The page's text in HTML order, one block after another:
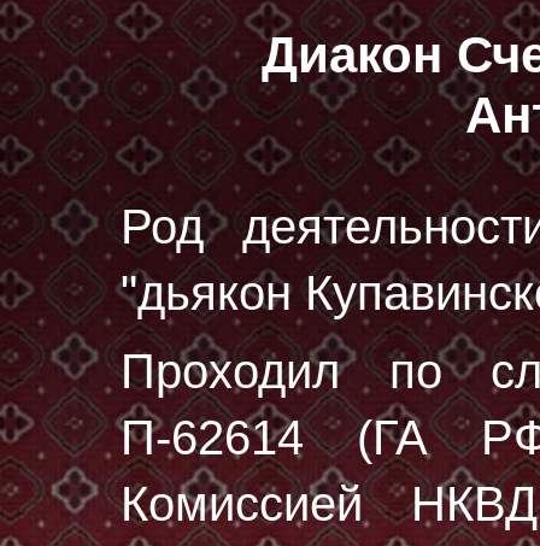
Диакон
Род
"дьякон
Проходил по
П-62614 (ГА
Комиссией